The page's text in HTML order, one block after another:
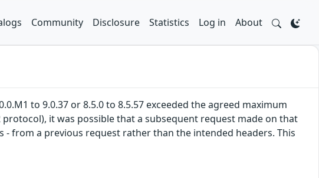
Community Disclosure Statistics Log in About
to 9.0.37 or 8.5.0 to 8.5.57 exceeded the agreed maximum
it was possible that a subsequent request made on that
- from a previous request rather than the intended headers. This